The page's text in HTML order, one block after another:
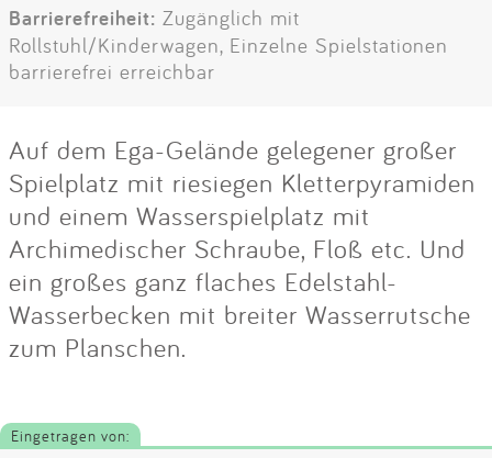
Barrierefreiheit: Zugänglich mit
Rollstuhl/Kinderwagen, Einzelne Spielstationen
barrierefrei erreichbar
Auf dem Ega-Gelände gelegener großer
Spielplatz mit riesiegen Kletterpyramiden
und einem Wasserspielplatz mit
Archimedischer Schraube, Floß etc. Und
ein großes ganz flaches Edelstahl-
Wasserbecken mit breiter Wasserrutsche
zum Planschen.
Eingetragen von: